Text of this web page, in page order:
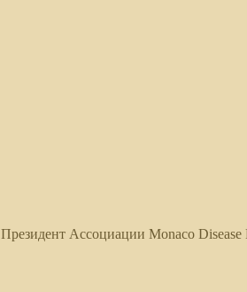
Президент Ассоциации Monaco